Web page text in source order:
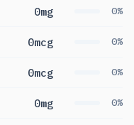
0mg 0%
0mcg 0%
0mcg 0%
0mg 0%